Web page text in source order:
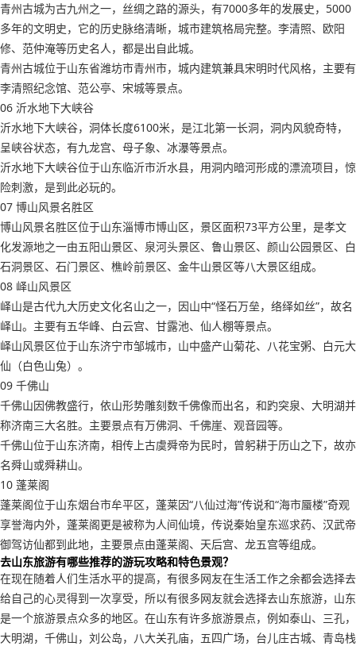
青州古城为古九州之一，丝绸之路的源头，有7000多年的发展史，5000
多年的文明史，它的历史脉络清晰，城市建筑格局完整。李清照、欧阳
修、范仲淹等历史名人，都是出自此城。
青州古城位于山东省潍坊市青州市，城内建筑兼具宋明时代风格，主要有
李清照纪念馆、范公亭、宋城等景点。
06 沂水地下大峡谷
沂水地下大峡谷，洞体长度6100米，是江北第一长洞，洞内风貌奇特，
呈峡谷状态，有九龙宫、母子象、冰瀑等景点。
沂水地下大峡谷位于山东临沂市沂水县，用洞内暗河形成的漂流项目，惊
险刺激，是到此必玩的。
07 博山风景名胜区
博山风景名胜区位于山东淄博市博山区，景区面积73平方公里，是孝文
化发源地之一由五阳山景区、泉河头景区、鲁山景区、颜山公园景区、白
石洞景区、石门景区、樵岭前景区、金牛山景区等八大景区组成。
08 峄山风景区
峄山是古代九大历史文化名山之一，因山中“怪石万垒，络绎如丝”，故名
峄山。主要有五华峰、白云宫、甘露池、仙人棚等景点。
峄山风景区位于山东济宁市邹城市，山中盛产山菊花、八花宝粥、白元大
仙（白色山兔）。
09 千佛山
千佛山因佛教盛行，依山形势雕刻数千佛像而出名，和趵突泉、大明湖并
称济南三大名胜。主要景点有万佛洞、千佛崖、观音园等。
千佛山位于山东济南，相传上古虞舜帝为民时，曾躬耕于历山之下，故亦
名舜山或舜耕山。
10 蓬莱阁
蓬莱阁位于山东烟台市牟平区，蓬莱因“八仙过海”传说和“海市蜃楼”奇观
享誉海内外，蓬莱阁更是被称为人间仙境，传说秦始皇东巡求药、汉武帝
御驾访仙都到此地，主要景点由蓬莱阁、天后宫、龙五宫等组成。
去山东旅游有哪些推荐的游玩攻略和特色景观？
在现在随着人们生活水平的提高，有很多网友在生活工作之余都会选择去
给自己的心灵得到一次享受，所以有很多网友就会选择去山东旅游，山东
是一个旅游景点众多的地区。在山东有许多旅游景点，例如泰山、三孔，
大明湖，千佛山，刘公岛，八大关孔庙，五四广场，台儿庄古城、青岛栈